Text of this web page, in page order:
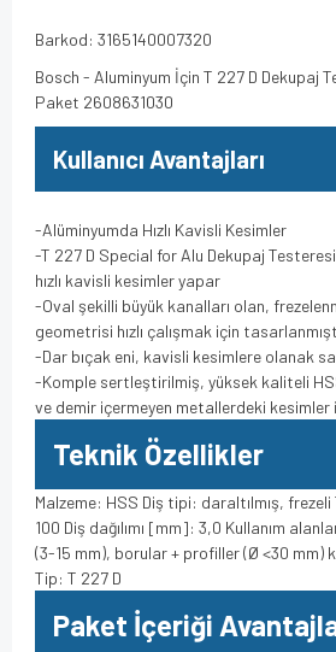
Barkod: 3165140007320
Bosch - Aluminyum İçin T 227 D Dekupaj
Paket 2608631030
Kullanıcı Avantajları
-Alüminyumda Hızlı Kavisli Kesimler
-T 227 D Special for Alu Dekupaj
hızlı kavisli kesimler yapar
-Oval şekilli büyük kanalları olan,
geometrisi hızlı çalışmak için
-Dar bıçak eni, kavisli kesimlere olanak
-Komple sertleştirilmiş, yüksek kaliteli
ve demir içermeyen metallerdeki kesimler
Teknik Özellikler
Malzeme: HSS Diş tipi: daraltılmış,
100 Diş dağılımı [mm]: 3,0 Kullanım
(3-15 mm), borular + profiller (Ø <30 mm)
Tip: T 227 D
Paket İçeriği